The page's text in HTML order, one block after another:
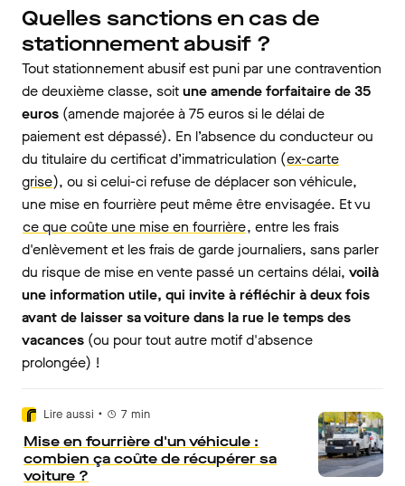
Quelles sanctions en cas de
stationnement abusif ?
Tout stationnement abusif est puni par une contravention
de deuxième classe, soitune amende forfaitaire de 35
euros (amende majorée à 75 euros si le délai de
paiement est dépassé). En l’absence du conducteur ou
du titulaire du certificat d’immatriculation (ex-carte
grise), ou si celui-ci refuse de déplacer son véhicule,
une mise en fourrière peut même être envisagée. Et vu
ce que coûte une mise en fourrière, entre les frais
d'enlèvement et les frais de garde journaliers, sans parler
du risque de mise en vente passé un certains délai, voilà
une information utile, qui invite à réfléchir à deux fois
avant de laisser sa voiture dans la rue le temps des
vacances (ou pour tout autre motif d'absence
prolongée) !
Lire aussi • 7 min
Mise en fourrière d'un véhicule :
combien ça coûte de récupérer sa
voiture ?